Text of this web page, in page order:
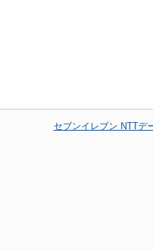
セブンイレブン NTTデ